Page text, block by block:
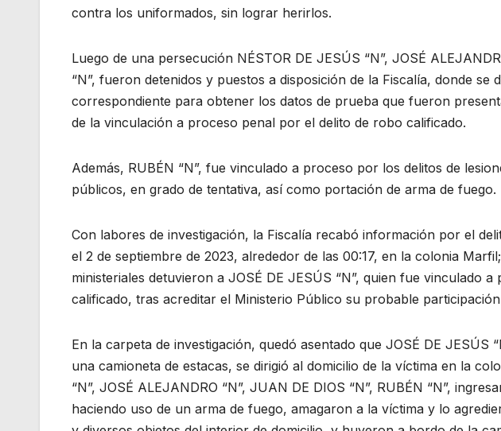
contra los uniformados, sin lograr herirlos.
Luego de una persecución NÉSTOR DE JESÚS “N”, JOSÉ
“N”, fueron detenidos y puestos a disposición de la Fiscalía, donde se
correspondiente para obtener los datos de prueba que fueron
de la vinculación a proceso penal por el delito de robo calificado.
Además, RUBÉN “N”, fue vinculado a proceso por los delitos de
públicos, en grado de tentativa, así como portación de arma de fuego.
Con labores de investigación, la Fiscalía recabó información por el
el 2 de septiembre de 2023, alrededor de las 00:17, en la colonia
ministeriales detuvieron a JOSÉ DE JESÚS “N”, quien fue vinculado
calificado, tras acreditar el Ministerio Público su probable
En la carpeta de investigación, quedó asentado que JOSÉ DE JESÚS
una camioneta de estacas, se dirigió al domicilio de la víctima en la
“N”, JOSÉ ALEJANDRO “N”, JUAN DE DIOS “N”, RUBÉN “N”,
haciendo uso de un arma de fuego, amagaron a la víctima y lo